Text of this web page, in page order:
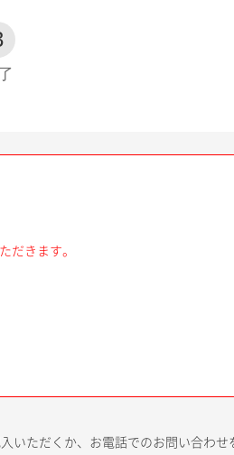
だきます。
ただくか、お電話でのお問い合わせ